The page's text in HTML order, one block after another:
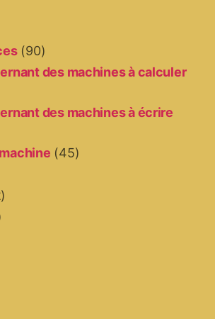
(90)
des machines à calculer
des machines à écrire
(45)